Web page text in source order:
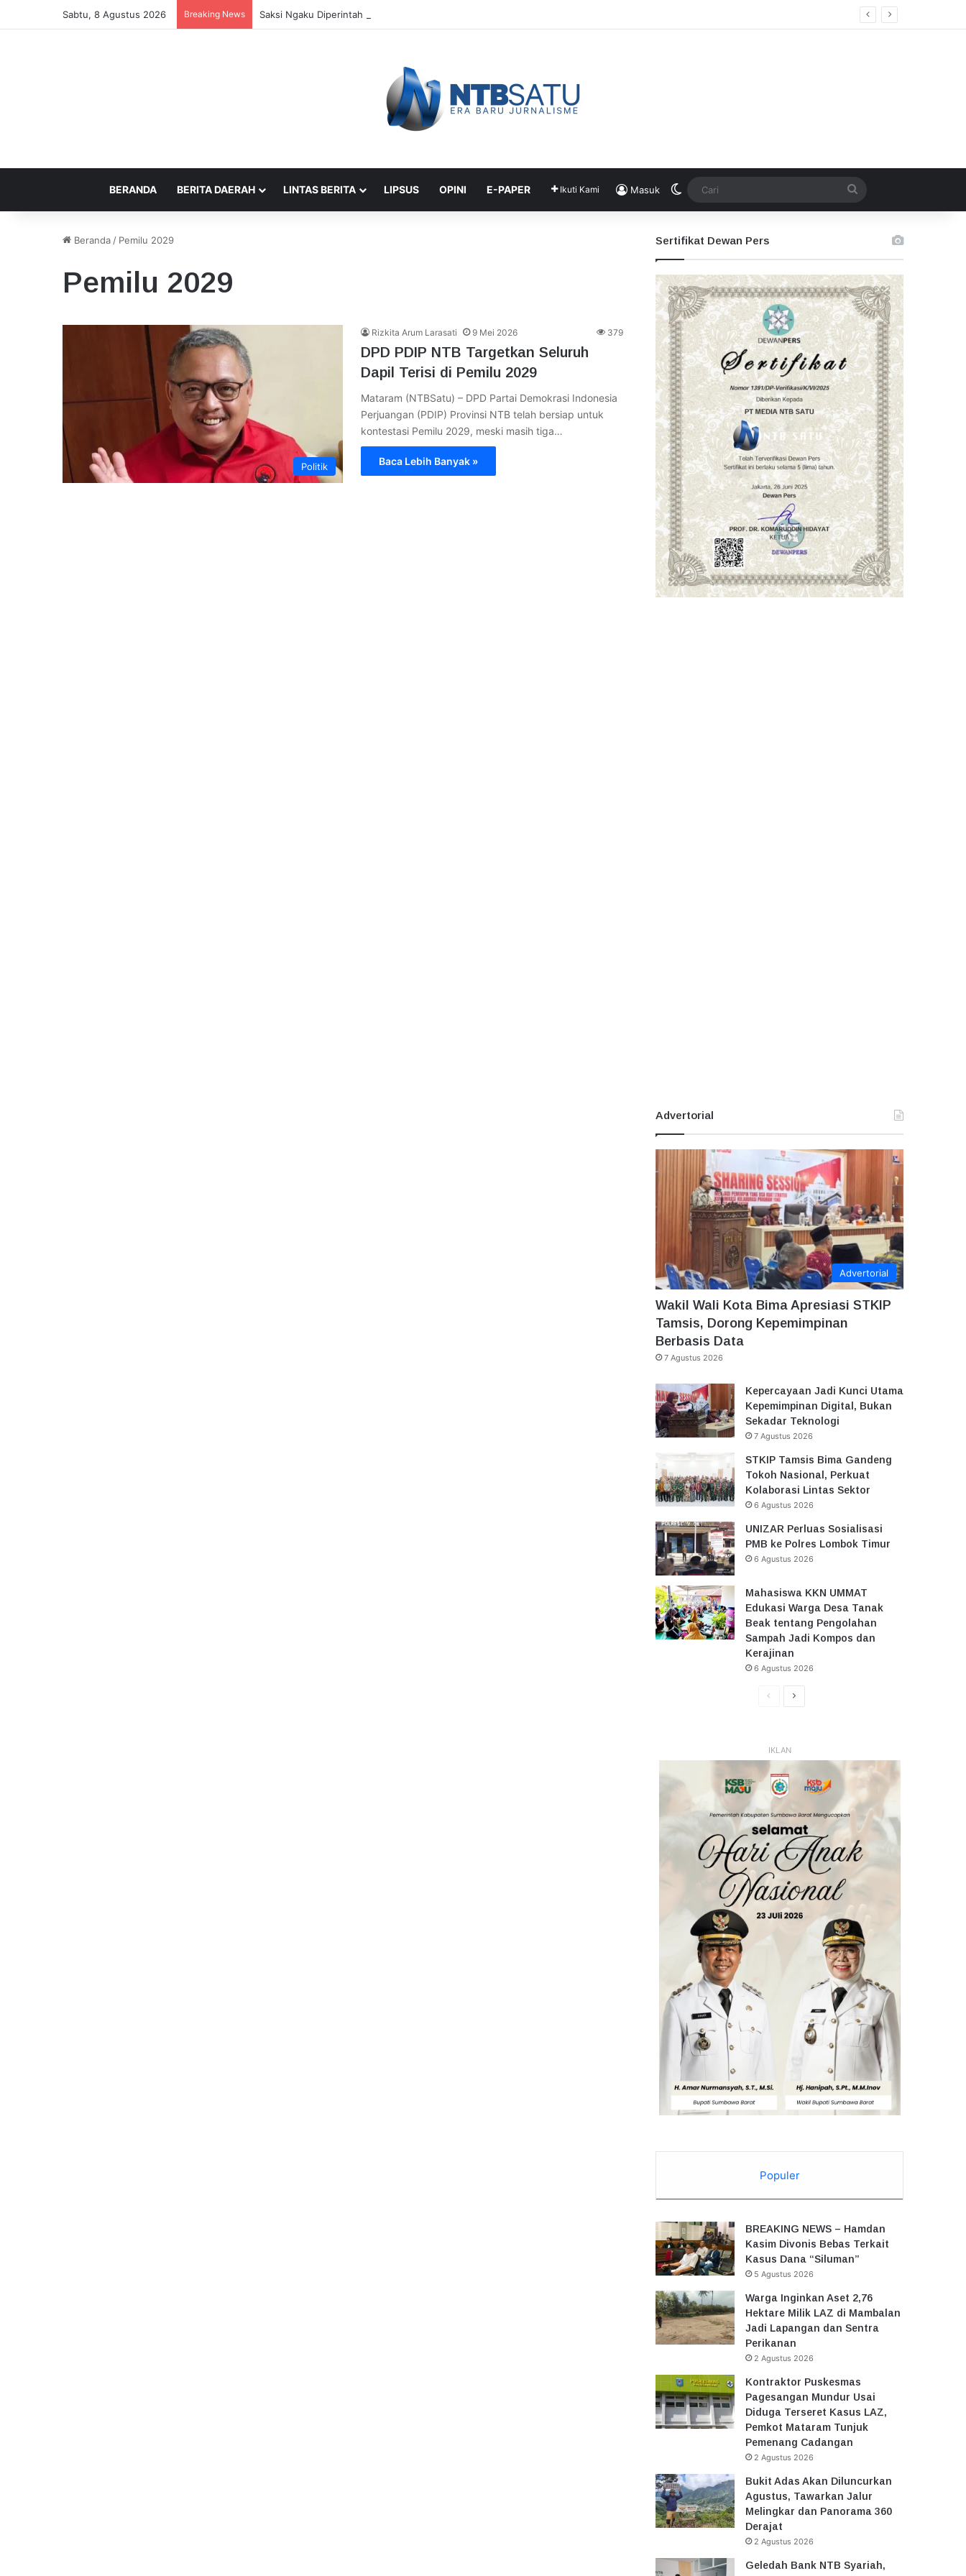
Sabtu, 8 Agustus 2026 Breaking News Saksi Ngaku Diperintah Didik Titip Koper Berat dan HP Mati ke Pegawai Bank
BERANDA BERITA DAERAH LINTAS BERITA LIPSUS OPINI E-PAPER Ikuti Kami Masuk Switch skin
Beranda / Pemilu 2029
Pemilu 2029
Politik
Rizkita Arum Larasati 9 Mei 2026 379
DPD PDIP NTB Targetkan Seluruh
Dapil Terisi di Pemilu 2029
Mataram (NTBSatu) – DPD Partai Demokrasi Indonesia
Perjuangan (PDIP) Provinsi NTB telah bersiap untuk
kontestasi Pemilu 2029, meski masih tiga…
Baca Lebih Banyak »
Sertifikat Dewan Pers
Advertorial
Advertorial
Wakil Wali Kota Bima Apresiasi STKIP
Tamsis, Dorong Kepemimpinan
Berbasis Data
7 Agustus 2026
Kepercayaan Jadi Kunci Utama
Kepemimpinan Digital, Bukan
Sekadar Teknologi
7 Agustus 2026
STKIP Tamsis Bima Gandeng
Tokoh Nasional, Perkuat
Kolaborasi Lintas Sektor
6 Agustus 2026
UNIZAR Perluas Sosialisasi
PMB ke Polres Lombok Timur
6 Agustus 2026
Mahasiswa KKN UMMAT
Edukasi Warga Desa Tanak
Beak tentang Pengolahan
Sampah Jadi Kompos dan
Kerajinan
6 Agustus 2026
HalamanHalaman
IKLAN
Populer
BREAKING NEWS – Hamdan
Kasim Divonis Bebas Terkait
Kasus Dana “Siluman”
5 Agustus 2026
Warga Inginkan Aset 2,76
Hektare Milik LAZ di Mambalan
Jadi Lapangan dan Sentra
Perikanan
2 Agustus 2026
Kontraktor Puskesmas
Pagesangan Mundur Usai
Diduga Terseret Kasus LAZ,
Pemkot Mataram Tunjuk
Pemenang Cadangan
2 Agustus 2026
Bukit Adas Akan Diluncurkan
Agustus, Tawarkan Jalur
Melingkar dan Panorama 360
Derajat
2 Agustus 2026
Geledah Bank NTB Syariah,